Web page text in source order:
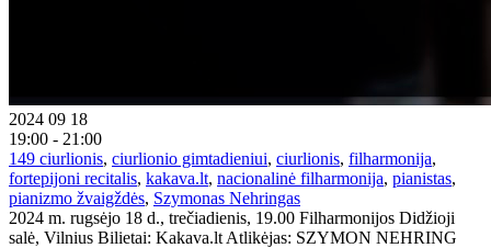
2024 09 18
19:00 - 21:00
149 ciurlionis, ciurlionio gimtadieniui, ciurlionis, filharmonija,
fortepijoni recitalis, kakava.lt, nacionalinė filharmonija, pianistas,
pianizmo žvaigždės, Szymonas Nehringas
2024 m. rugsėjo 18 d., trečiadienis, 19.00 Filharmonijos Didžioji
salė, Vilnius Bilietai: Kakava.lt Atlikėjas: SZYMON NEHRING